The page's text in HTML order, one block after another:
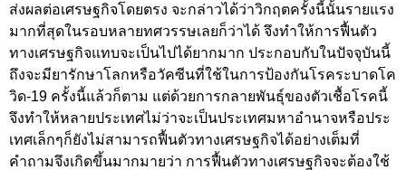
ส่งผลต่อเศรษฐกิจโดยตรง จะกล่าวได้ว่าวิกฤตครั้งนี้นั้นรายแรง
มากที่สุดในรอบหลายทศวรรษเลยก็ว่าได้ จึงทำให้การฟื้นตัว
ทางเศรษฐกิจแทบจะเป็นไปได้ยากมาก ประกอบกับในปัจจุบันนี้
ถึงจะมียารักษาโลกหรือวัคซีนที่ใช้ในการป้องกันโรคระบาดโค
วิด-19 ครั้งนี้แล้วก็ตาม แต่ด้วยการกลายพันธุ์ของตัวเชื้อโรคนี้
จึงทำให้หลายประเทศไม่ว่าจะเป็นประเทศมหาอำนาจหรือประ
เทศเล็กๆก็ยังไม่สามารถฟื้นตัวทางเศรษฐกิจได้อย่างเต็มที่
คำถามจึงเกิดขึ้นมากมายว่า การฟื้นตัวทางเศรษฐกิจจะต้องใช้